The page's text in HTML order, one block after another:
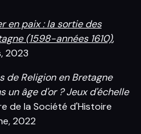
en paix : la sortie des
(1598-années 1610),
2023
de Religion en Bretagne
un âge d'or ? Jeux d'échelle
de la Société d'Histoire
2022